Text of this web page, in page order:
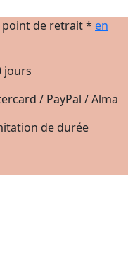
de retrait * en
jours
/ PayPal / Alma
de durée